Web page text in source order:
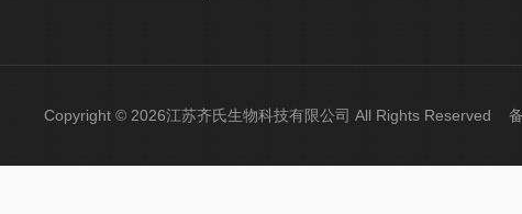
Copyright © 2026江苏齐氏生物科技有限公司 All Rights Reserved